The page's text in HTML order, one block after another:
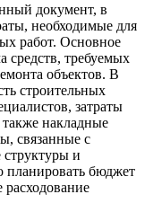
документ, в
необходимые для
работ. Основное
средств, требуемых
объектов. В
строительных
затраты
накладные
связанные с
структуры и
планировать бюджет
расходование